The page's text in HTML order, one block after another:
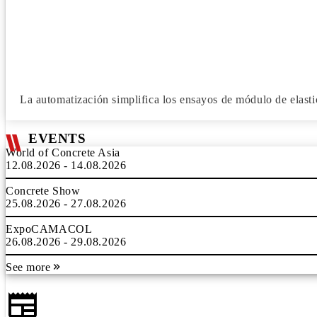
La automatización simplifica los ensayos de módulo de
EVENTS
World of Concrete Asia
12.08.2026 - 14.08.2026
Concrete Show
25.08.2026 - 27.08.2026
ExpoCAMACOL
26.08.2026 - 29.08.2026
See more